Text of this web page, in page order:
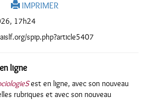
IMPRIMER
17h24
spip.php?article5407
ligne
est en ligne, avec son nouveau
rubriques et avec son nouveau